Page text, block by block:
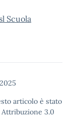
Scuola
articolo è stato
3.0